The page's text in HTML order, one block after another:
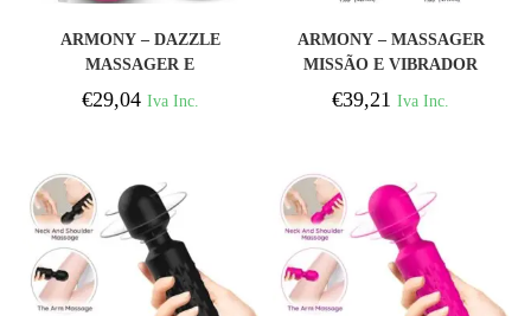
ARMONY – DAZZLE
MASSAGER E
VIBRADOR PEQUENO
FÚCSIA
€29,04 Iva Inc.
ARMONY – MASSAGER
MISSÃO E VIBRADOR
EFEITO DE CALOR
FÚCSIA
€39,21 Iva Inc.